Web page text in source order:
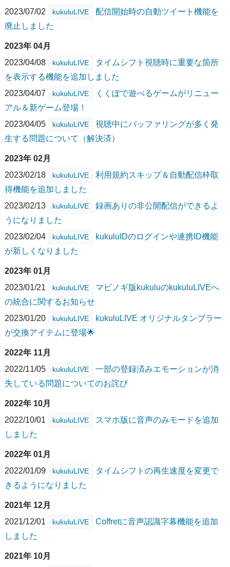
2023/07/02
kukuluLIVE
配信開始時の自動ツイート機能を
廃止しました
2023年 04月
2023/04/08
kukuluLIVE
タイムシフト視聴時に重要な箇所
を表示する機能を追加しました
2023/04/07
kukuluLIVE
くくぽで遊べるゲームがリニュー
アル＆新ゲーム登場！
2023/04/05
kukuluLIVE
視聴中にバッファリングが多く発
生する問題について（解決済）
2023年 02月
2023/02/18
kukuluLIVE
利用規約スキップ＆自動配信枠取
得機能を追加しました
2023/02/13
kukuluLIVE
録画ありの非公開配信ができるよ
うになりました
2023/02/04
kukuluLIVE
kukuluIDのログインや連携ID機能
が新しくなりました
2023年 01月
2023/01/21
kukuluLIVE
マビノギ版kukuluのkukuluLIVEへ
の統合に関するお知らせ
2023/01/20
kukuluLIVE
kukuluLIVE オリジナルタンブラー
が交換アイテムに登場🌟
2022年 11月
2022/11/05
kukuluLIVE
一部の登録済みエモーションが消
失している問題についてのお詫び
2022年 10月
2022/10/01
kukuluLIVE
スマホ版に音声のみモードを追加
しました
2022年 01月
2022/01/09
kukuluLIVE
タイムシフトの再生速度を変更で
きるようになりました
2021年 12月
2021/12/01
kukuluLIVE
Coffretに音声認識字幕機能を追加
しました
2021年 10月